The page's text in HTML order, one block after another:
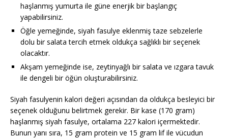
haşlanmış yumurta ile güne enerjik bir başlangıç
yapabilirsiniz.
Öğle yemeğinde, siyah fasulye eklenmiş taze sebzelerle
dolu bir salata tercih etmek oldukça sağlıklı bir seçenek
olacaktır.
Akşam yemeğinde ise, zeytinyağlı bir salata ve ızgara tavuk
ile dengeli bir öğün oluşturabilirsiniz.
Siyah fasulyenin kalori değeri açısından da oldukça besleyici bir
seçenek olduğunu belirtmek gerekir. Bir kase (170 gram)
haşlanmış siyah fasulye, ortalama 227 kalori içermektedir.
Bunun yanı sıra, 15 gram protein ve 15 gram lif ile vücudun